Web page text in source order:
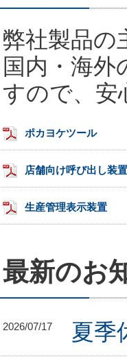
弊社製品の
国内・海
すので、安
ポカヨケツール
店舗向け呼び出し装置
生産管理表示装置
最新のお
2026/07/17 夏季